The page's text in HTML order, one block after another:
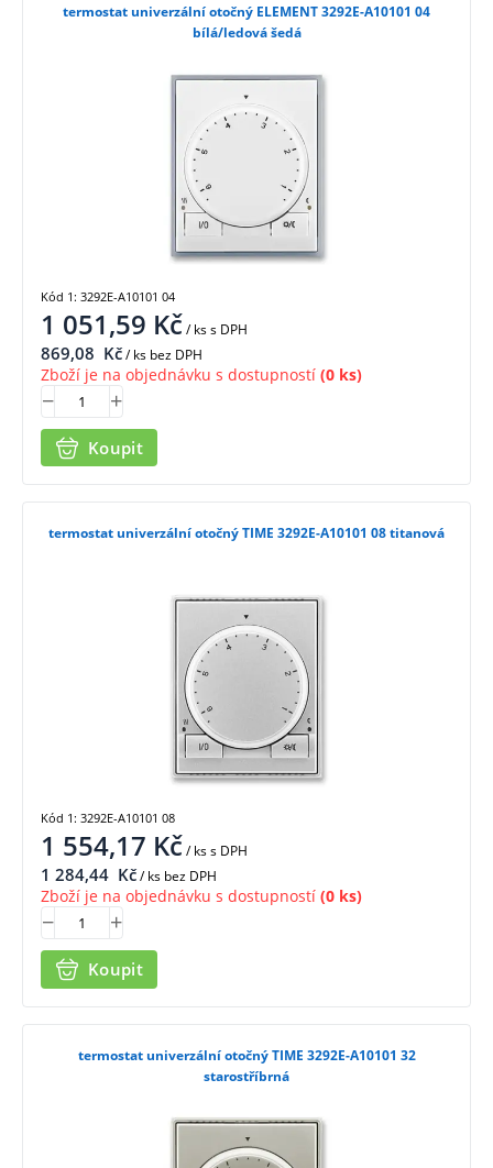
termostat univerzální otočný ELEMENT 3292E-A10101 04
bílá/ledová šedá
1 051,59 Kč/ kss DPH
869,08 Kč/ ks bez DPH
Zboží je na objednávku s dostupností (0 ks)
Koupit
Kód 1: 3292E-A10101 04
termostat univerzální otočný TIME 3292E-A10101 08 titanová
1 554,17 Kč/ kss DPH
1 284,44 Kč/ ks bez DPH
Zboží je na objednávku s dostupností (0 ks)
Koupit
Kód 1: 3292E-A10101 08
termostat univerzální otočný TIME 3292E-A10101 32
starostříbrná